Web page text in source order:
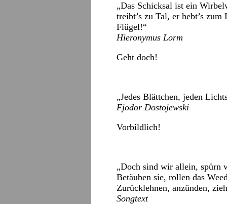
„Das Schicksal ist ein
treibt’s zu Tal, er hebt’s
Flügel!“
Hieronymus Lorm
Geht doch!
„Jedes Blättchen, jeden
Fjodor Dostojewski
Vorbildlich!
„Doch sind wir allein, spürn
Betäuben sie, rollen das
Zurücklehnen, anzünden,
Songtext